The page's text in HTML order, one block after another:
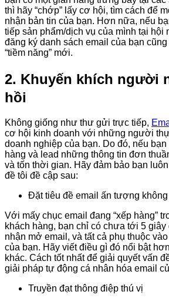
thì hãy “chớp” lấy cơ hội, tìm cách để
nhận bản tin của bạn. Hơn nữa, nếu
tiếp sản phẩm/dịch vụ của mình tại hội
đăng ký danh sách email của bạn
“tiềm năng” mới.
2. Khuyến khích người
hồi
Không giống như thư gửi trực tiếp,
cơ hội kinh doanh với những người
doanh nghiệp của bạn. Do đó, nếu
hàng và lead những thông tin đơn
và tốn thời gian. Hãy đảm bảo bạn
đề tôi đề cập sau:
Đặt tiêu đề email ấn tượng
Với mấy chục email đang “xếp hàng”
khách hàng, bạn chỉ có chưa tới 5
nhận mở email, và tất cả phụ thuộc
của bạn. Hãy viết điều gì đó nổi bật
khác. Cách tốt nhất để giải quyết vấn
giải pháp tự động cá nhân hóa email
Truyền đạt thông điệp thú vị